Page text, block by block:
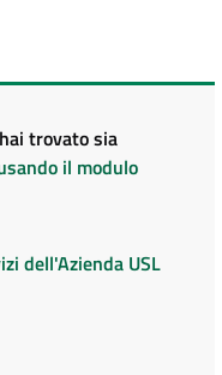
trovato sia
il modulo
dell'Azienda USL